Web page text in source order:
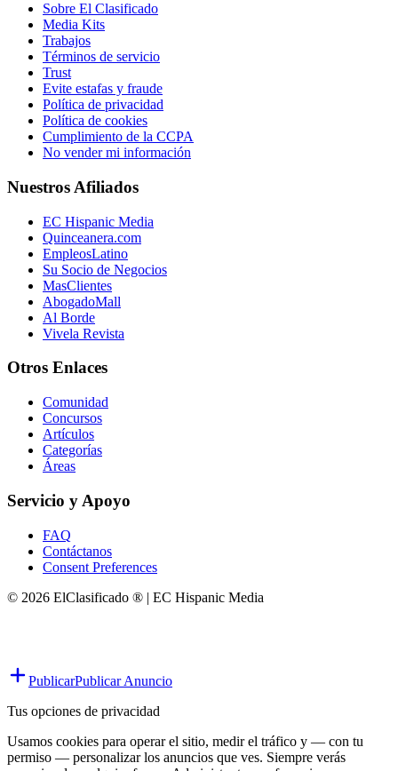
Sobre El Clasificado
Media Kits
Trabajos
Términos de servicio
Trust
Evite estafas y fraude
Política de privacidad
Política de cookies
Cumplimiento de la CCPA
No vender mi información
Nuestros Afiliados
EC Hispanic Media
Quinceanera.com
EmpleosLatino
Su Socio de Negocios
MasClientes
AbogadoMall
Al Borde
Vivela Revista
Otros Enlaces
Comunidad
Concursos
Artículos
Categorías
Áreas
Servicio y Apoyo
FAQ
Contáctanos
Consent Preferences
© 2026 ElClasificado ® | EC Hispanic Media
PublicarPublicar Anuncio
Tus opciones de privacidad
Usamos cookies para operar el sitio, medir el tráfico y — con tu
permiso — personalizar los anuncios que ves. Siempre verás